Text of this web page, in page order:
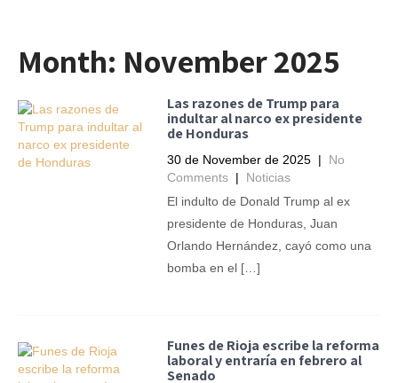
Month: November 2025
Las razones de Trump para
indultar al narco ex presidente
de Honduras
30 de November de 2025 | No
Comments | Noticias
El indulto de Donald Trump al ex
presidente de Honduras, Juan
Orlando Hernández, cayó como una
bomba en el […]
Funes de Rioja escribe la reforma
laboral y entraría en febrero al
Senado